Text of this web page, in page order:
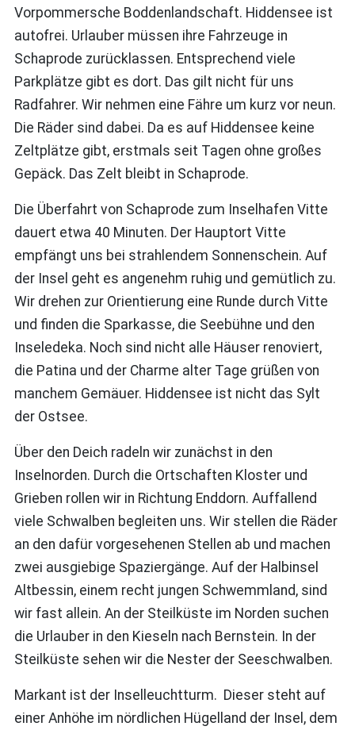
Vorpommersche Boddenlandschaft. Hiddensee ist
autofrei. Urlauber müssen ihre Fahrzeuge in
Schaprode zurücklassen. Entsprechend viele
Parkplätze gibt es dort. Das gilt nicht für uns
Radfahrer. Wir nehmen eine Fähre um kurz vor neun.
Die Räder sind dabei. Da es auf Hiddensee keine
Zeltplätze gibt, erstmals seit Tagen ohne großes
Gepäck. Das Zelt bleibt in Schaprode.
Die Überfahrt von Schaprode zum Inselhafen Vitte
dauert etwa 40 Minuten. Der Hauptort Vitte
empfängt uns bei strahlendem Sonnenschein. Auf
der Insel geht es angenehm ruhig und gemütlich zu.
Wir drehen zur Orientierung eine Runde durch Vitte
und finden die Sparkasse, die Seebühne und den
Inseledeka. Noch sind nicht alle Häuser renoviert,
die Patina und der Charme alter Tage grüßen von
manchem Gemäuer. Hiddensee ist nicht das Sylt
der Ostsee.
Über den Deich radeln wir zunächst in den
Inselnorden. Durch die Ortschaften Kloster und
Grieben rollen wir in Richtung Enddorn. Auffallend
viele Schwalben begleiten uns. Wir stellen die Räder
an den dafür vorgesehenen Stellen ab und machen
zwei ausgiebige Spaziergänge. Auf der Halbinsel
Altbessin, einem recht jungen Schwemmland, sind
wir fast allein. An der Steilküste im Norden suchen
die Urlauber in den Kieseln nach Bernstein. In der
Steilküste sehen wir die Nester der Seeschwalben.
Markant ist der Inselleuchtturm. Dieser steht auf
einer Anhöhe im nördlichen Hügelland der Insel, dem